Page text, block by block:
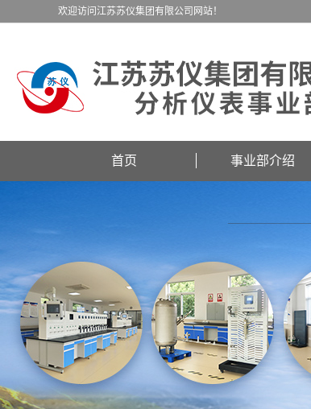
欢迎访问江苏苏仪集团有限公司网站！
首页 事业部介绍